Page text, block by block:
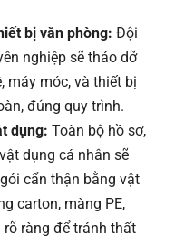
bị văn phòng: Đội
nghiệp sẽ tháo dỡ
máy móc, và thiết bị
đúng quy trình.
dụng: Toàn bộ hồ sơ,
dụng cá nhân sẽ
cẩn thận bằng vật
carton, màng PE,
ràng để tránh thất